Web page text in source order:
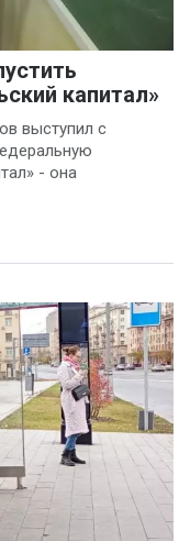
капитал»
выступил с
- она